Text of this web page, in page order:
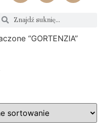
“GORTENZIA”